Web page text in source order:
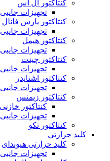
کنتاکتور ال اس
تجهیزات
کنتاکتور پارس فانال
تجهیزات
کنتاکتور هیمل
تجهیزات
کنتاکتور چینت
تجهیزات
کنتاکتور اشنایدر
تجهیزات جانبی
کنتاکتور زیمنس
کنتاکتور
تجهیزات
کنتاکتور تکو
کلید حرارتی
کلید حرارتی هیوندای
تجهیزات